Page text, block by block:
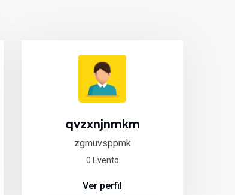
qvzxnjnmkm
zgmuvsppmk
0 Evento
Ver perfil